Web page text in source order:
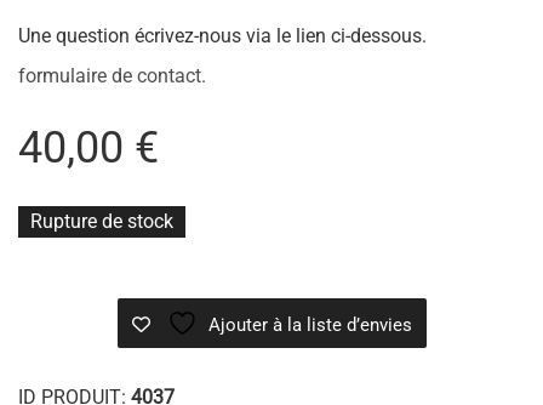
Une question écrivez-nous via le lien ci-dessous.
formulaire de contact.
40,00 €
Rupture de stock
Ajouter à la liste d’envies
ID PRODUIT: 4037